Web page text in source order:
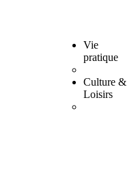
Vie
pratique
Culture &
Loisirs